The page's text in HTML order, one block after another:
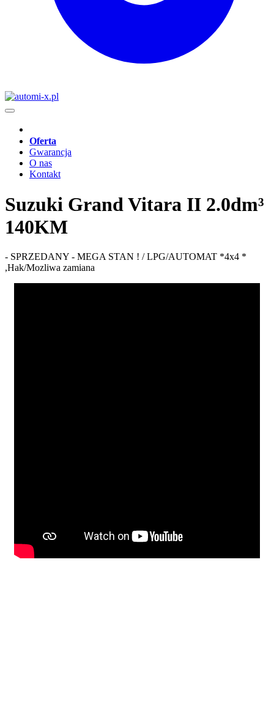
Oferta
Gwarancja
O nas
Kontakt
Suzuki Grand Vitara II 2.0dm³
140KM
- SPRZEDANY - MEGA STAN ! / LPG/AUTOMAT *4x4 *
,Hak/Mozliwa zamiana